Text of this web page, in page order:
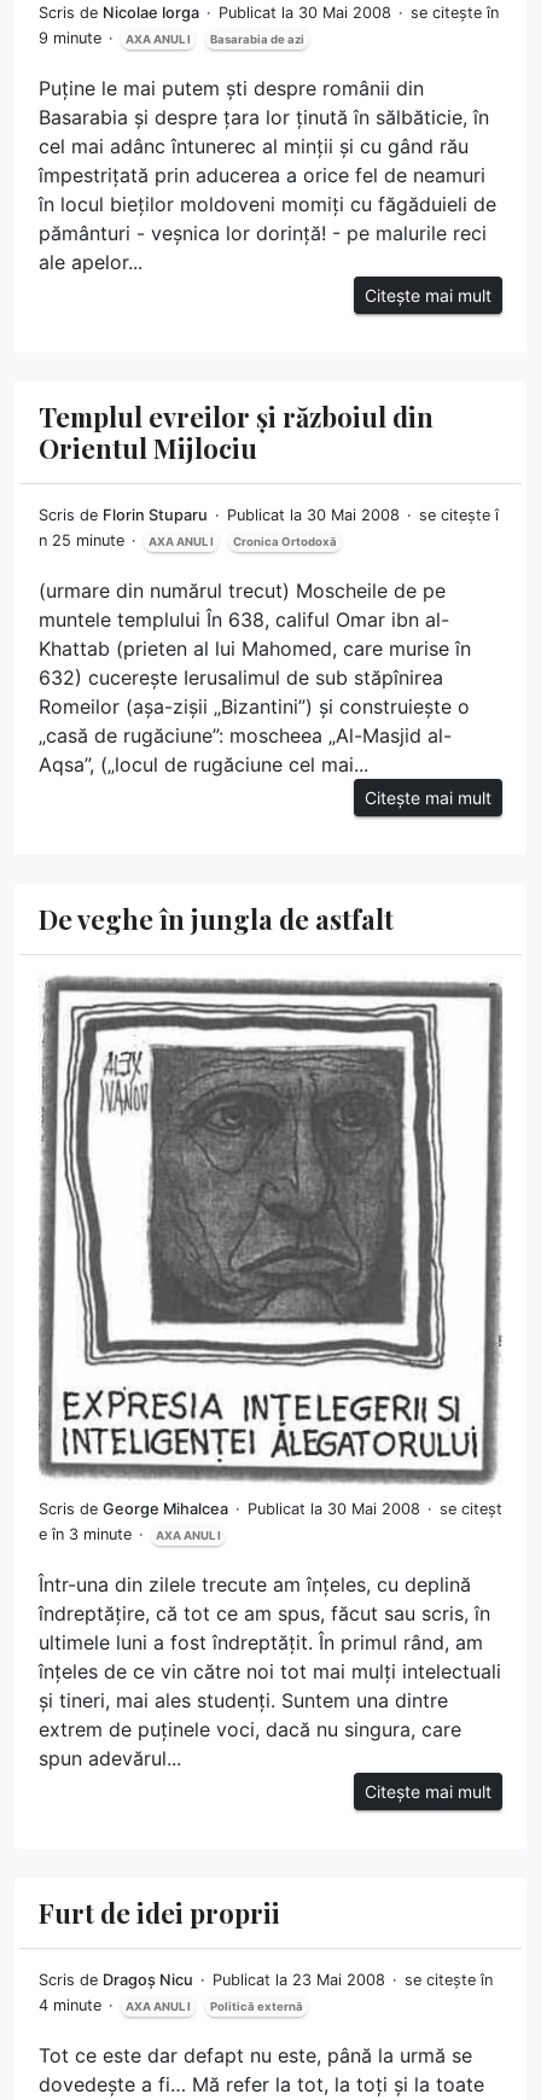
Scris de Nicolae Iorga Publicat la 30 Mai 2008
se citește în
9 minute
AXA ANUL I Basarabia de azi
Puține le mai putem ști despre românii din
Basarabia și despre țara lor ținută în sălbăticie, în
cel mai adânc întunerec al minții și cu gând rău
împestrițată prin aducerea a orice fel de neamuri
în locul bieților moldoveni momiți cu făgăduieli de
pământuri - veșnica lor dorință! - pe malurile reci
ale apelor...
Citește mai mult
Templul evreilor și războiul din
Orientul Mijlociu
Scris de Florin Stuparu Publicat la 30 Mai 2008
se citește î
n 25 minute
AXA ANUL I Cronica Ortodoxă
(urmare din numărul trecut) Moscheile de pe
muntele templului În 638, califul Omar ibn al-
Khattab (prieten al lui Mahomed, care murise în
632) cucerește Ierusalimul de sub stăpînirea
Romeilor (așa-zișii „Bizantini”) și construiește o
„casă de rugăciune”: moscheea „Al-Masjid al-
Aqsa”, („locul de rugăciune cel mai...
Citește mai mult
De veghe în jungla de astfalt
Scris de George Mihalcea Publicat la 30 Mai 2008
se citeșt
e în 3 minute
AXA ANUL I
Într-una din zilele trecute am înțeles, cu deplină
îndreptățire, că tot ce am spus, făcut sau scris, în
ultimele luni a fost îndreptățit. În primul rând, am
înțeles de ce vin către noi tot mai mulți intelectuali
și tineri, mai ales studenți. Suntem una dintre
extrem de puținele voci, dacă nu singura, care
spun adevărul...
Citește mai mult
Furt de idei proprii
Scris de Dragoș Nicu Publicat la 23 Mai 2008
se citește în
4 minute
AXA ANUL I Politică externă
Tot ce este dar defapt nu este, până la urmă se
dovedește a fi… Mă refer la tot, la toți și la toate